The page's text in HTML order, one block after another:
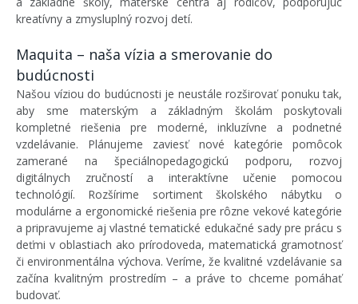
kreatívny a zmysluplný rozvoj detí.
Maquita – naša vízia a smerovanie do
budúcnosti
Našou víziou do budúcnosti je neustále rozširovať ponuku tak,
aby sme materským a základným školám poskytovali
kompletné riešenia pre moderné, inkluzívne a podnetné
vzdelávanie. Plánujeme zaviesť nové kategórie pomôcok
zamerané na špeciálnopedagogickú podporu, rozvoj
digitálnych zručností a interaktívne učenie pomocou
technológií. Rozšírime sortiment školského nábytku o
modulárne a ergonomické riešenia pre rôzne vekové kategórie
a pripravujeme aj vlastné tematické edukačné sady pre prácu s
deťmi v oblastiach ako prírodoveda, matematická gramotnosť
či environmentálna výchova. Veríme, že kvalitné vzdelávanie sa
začína kvalitným prostredím – a práve to chceme pomáhať
budovať.